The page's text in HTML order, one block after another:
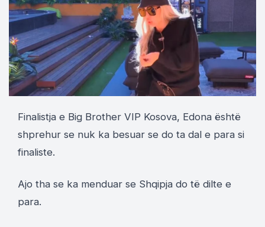
Finalistja e Big Brother VIP Kosova, Edona është
shprehur se nuk ka besuar se do ta dal e para si
finaliste.
Ajo tha se ka menduar se Shqipja do të dilte e
para.